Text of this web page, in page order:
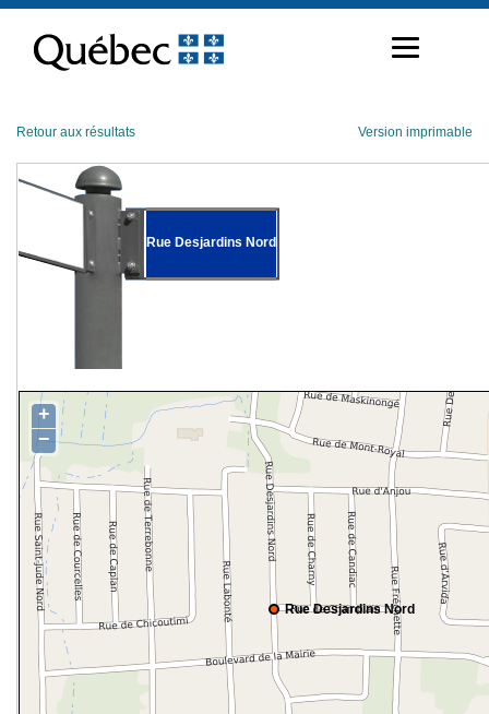
contenu
Retour aux résultats Version imprimable
Rue Desjardins Nord
Rue Desjardins Nord
+
−